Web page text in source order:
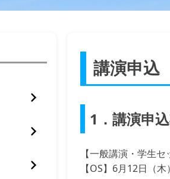
講演申込
1．講演申
【一般講演・学生
【OS】6月12日（木